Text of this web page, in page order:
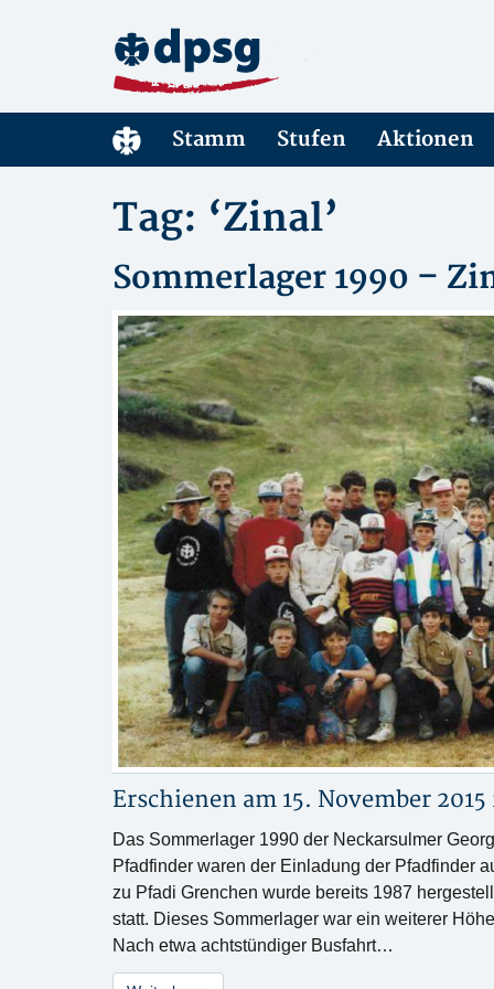
Stamm Stufen Aktionen
Tag: ‘Zinal’
Sommerlager 1990 –
Erschienen am 15. November 2015
Das Sommerlager 1990 der Neckarsulmer
Pfadfinder waren der Einladung der Pfadfinder
zu Pfadi Grenchen wurde bereits 1987
statt. Dieses Sommerlager war ein weiterer
Nach etwa achtstündiger Busfahrt…